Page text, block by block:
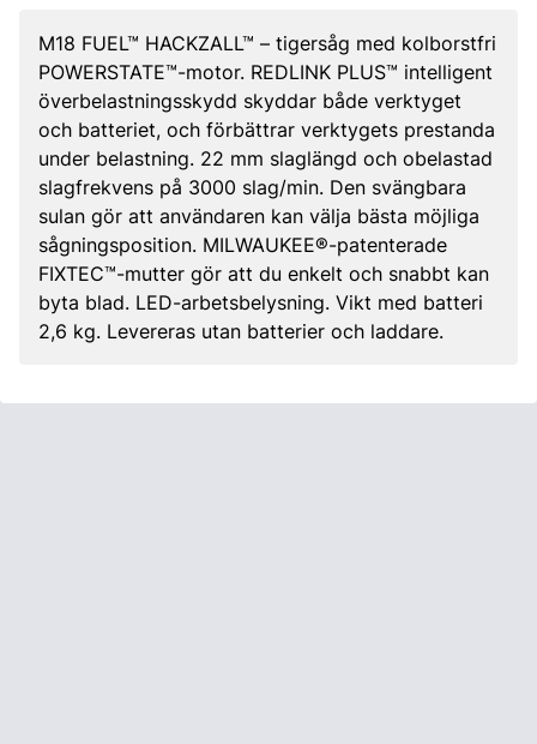
M18 FUEL™ HACKZALL™ – tigersåg med kolborstfri
POWERSTATE™-motor. REDLINK PLUS™ intelligent
överbelastningsskydd skyddar både verktyget
och batteriet, och förbättrar verktygets prestanda
under belastning. 22 mm slaglängd och obelastad
slagfrekvens på 3000 slag/min. Den svängbara
sulan gör att användaren kan välja bästa möjliga
sågningsposition. MILWAUKEE®-patenterade
FIXTEC™-mutter gör att du enkelt och snabbt kan
byta blad. LED-arbetsbelysning. Vikt med batteri
2,6 kg. Levereras utan batterier och laddare.